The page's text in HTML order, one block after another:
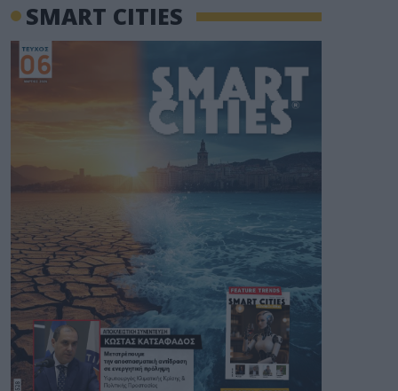
SMART CITIES